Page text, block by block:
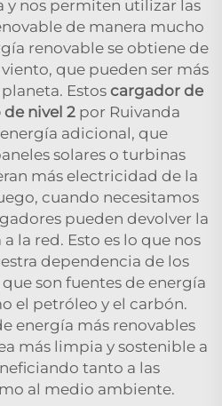
y nos permiten utilizar las
de manera mucho
renovable se obtiene de
que pueden ser más
Estoscargador de
nivel 2 por Ruivanda
adicional, que
solares o turbinas
más electricidad de la
cuando necesitamos
pueden devolver la
la red. Esto es lo que nos
dependencia de los
son fuentes de energía
el petróleo y el carbón.
energía más renovables
más limpia y sostenible a
tanto a las
al medio ambiente.